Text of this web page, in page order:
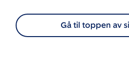
Gå til toppen av